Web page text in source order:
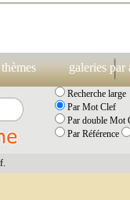
galeries par
Recherche large
Par Mot Clef
Par double Mot
Par Référence